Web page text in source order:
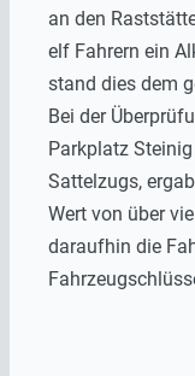
an den
elf Fahrern ein
stand dies dem
Bei der
Parkplatz
Sattelzugs,
Wert von über
daraufhin die